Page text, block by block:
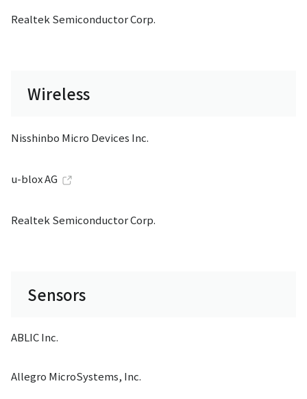
Realtek Semiconductor Corp.
Wireless
Nisshinbo Micro Devices Inc.
u-blox AG
Realtek Semiconductor Corp.
Sensors
ABLIC Inc.
Allegro MicroSystems, Inc.